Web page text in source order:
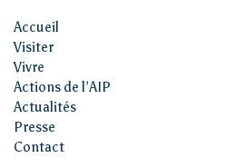
Accueil
Visiter
Vivre
Actions de l’AIP
Actualités
Presse
Contact